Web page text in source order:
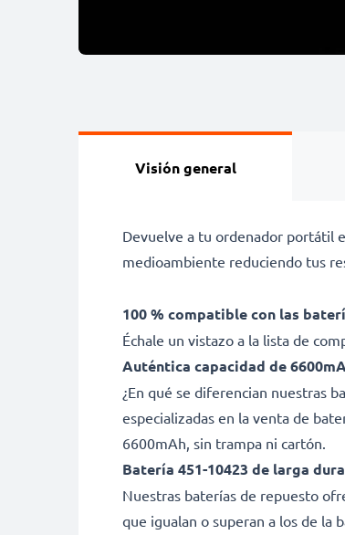
Visión general
Devuelve a tu ordenador portátil
medioambiente reduciendo tus
100 % compatible con las
Échale un vistazo a la lista de
Auténtica capacidad de
¿En qué se diferencian nuestras
especializadas en la venta de
6600mAh, sin trampa ni cartón.
Batería 451-10423 de larga
Nuestras baterías de repuesto
que igualan o superan a los de la